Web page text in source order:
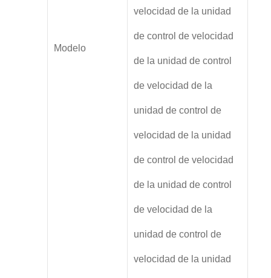
Modelo
velocidad de la unidad
de control de velocidad
de la unidad de control
de velocidad de la
unidad de control de
velocidad de la unidad
de control de velocidad
de la unidad de control
de velocidad de la
unidad de control de
velocidad de la unidad